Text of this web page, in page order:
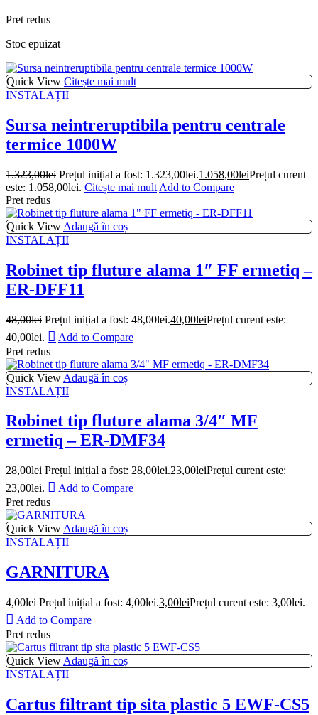
Pret redus
Stoc epuizat
Quick View Citește mai mult
INSTALAȚII
Sursa neintreruptibila pentru centrale
termice 1000W
1.323,00lei Prețul inițial a fost: 1.323,00lei.1.058,00leiPrețul curent
este: 1.058,00lei. Citește mai mult Add to Compare
Pret redus
Quick View Adaugă în coș
INSTALAȚII
Robinet tip fluture alama 1″ FF ermetiq –
ER-DFF11
48,00lei Prețul inițial a fost: 48,00lei.40,00leiPrețul curent este:
40,00lei.
Add to Compare
Pret redus
Quick View Adaugă în coș
INSTALAȚII
Robinet tip fluture alama 3/4″ MF
ermetiq – ER-DMF34
28,00lei Prețul inițial a fost: 28,00lei.23,00leiPrețul curent este:
23,00lei.
Add to Compare
Pret redus
Quick View Adaugă în coș
INSTALAȚII
GARNITURA
4,00lei Prețul inițial a fost: 4,00lei.3,00leiPrețul curent este: 3,00lei.
Add to Compare
Pret redus
Quick View Adaugă în coș
INSTALAȚII
Cartus filtrant tip sita plastic 5 EWF-CS5